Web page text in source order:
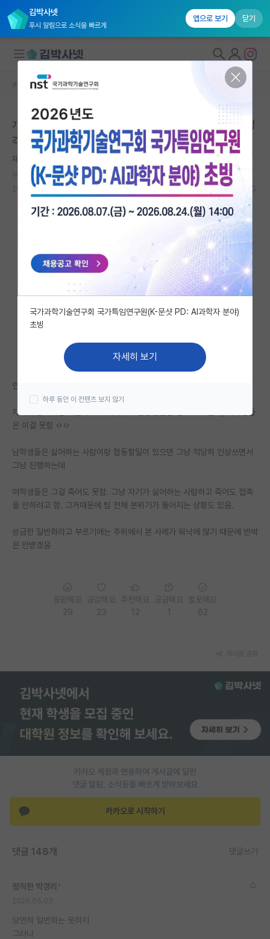
김박사넷
푸시 알림으로 소식을 빠르게
앱으로 보기 닫기
연구실&오픈랩
커뮤니티
커뮤니티 홈
IF 명예의전당
자유 게시판(아무개랩)
미국 유학 게시판
미국 대학원 합격 후기 게시판
대학원생 모집 게시판
연구실(PI) 홍보 게시판
임용 정보 게시판
학부 인턴 게시판
취업 게시판
임용 후기 게시판
홍보 게시판
커리어
유학교육
재팬라운지 🌸
커뮤니티 홈 자유 게시판(아무개랩)
개인적으로 여학생들이 연구나 직장생활에 안맞는다고 생
각하는 이유
재빠른 알렉산더 벨
누적 신고가 20개 이상인 사용자입니다.
2026.05.03
연구든 직장생활이던 다른 사람들과 협업하고 토론하는 과정이 필수여서
자기가 싫어하는 사람하고도 대화하고 협동할줄을 알아야 하는데, 여학생들
은 이걸 못함 ㅇㅇ
남학생들은 싫어하는 사람이랑 협동할일이 있으면 그냥 적당히 인상쓰면서
그냥 진행하는데
여학생들은 그걸 죽어도 못함. 그냥 자기가 싫어하는 사람하고 죽어도 접촉
을 안하려고 함. 그거때문에 팀 전체 분위기가 틀어지는 상황도 있음.
성급한 일반화라고 부르기에는 주위에서 본 사례가 워낙에 많기 때문에 반박
은 안받겠음
카카오 계정과 연동하여 게시글에 달린
댓글 알람, 소식등을 빠르게 받아보세요
카카오로 시작하기
댓글 148개 댓글쓰기
정직한 박경리
당연히 일반화는 못하지
그러나
국가과학기술연구회 국가특임연구원(K-문샷 PD: AI과학자 분야)
초빙
자세히 보기
하루 동안 이 컨텐츠 보지 않기